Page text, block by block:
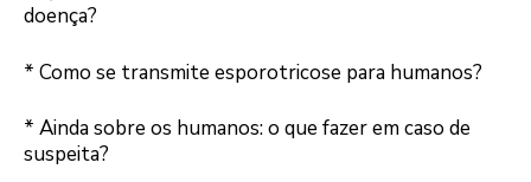
doença?
* Como se transmite esporotricose para humanos?
* Ainda sobre os humanos: o que fazer em caso de
suspeita?